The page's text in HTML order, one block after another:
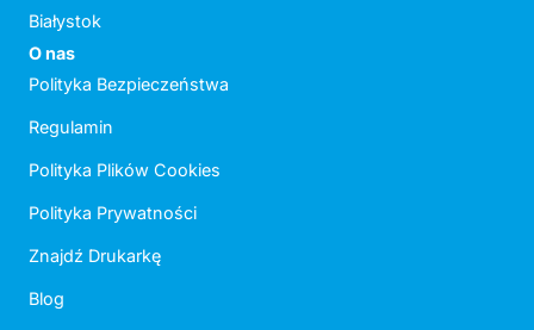
Białystok
O nas
Polityka Bezpieczeństwa
Regulamin
Polityka Plików Cookies
Polityka Prywatności
Znajdź Drukarkę
Blog